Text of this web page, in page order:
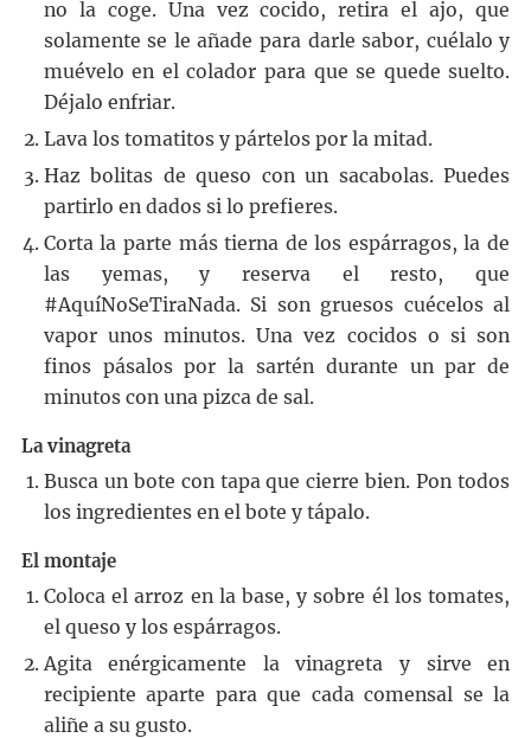
no la coge. Una vez cocido, retira el ajo, que
solamente se le añade para darle sabor, cuélalo y
muévelo en el colador para que se quede suelto.
Déjalo enfriar.
Lava los tomatitos y pártelos por la mitad.
Haz bolitas de queso con un sacabolas. Puedes
partirlo en dados si lo prefieres.
Corta la parte más tierna de los espárragos, la de
las yemas, y reserva el resto, que
#AquíNoSeTiraNada. Si son gruesos cuécelos al
vapor unos minutos. Una vez cocidos o si son
finos pásalos por la sartén durante un par de
minutos con una pizca de sal.
La vinagreta
Busca un bote con tapa que cierre bien. Pon todos
los ingredientes en el bote y tápalo.
El montaje
Coloca el arroz en la base, y sobre él los tomates,
el queso y los espárragos.
Agita enérgicamente la vinagreta y sirve en
recipiente aparte para que cada comensal se la
aliñe a su gusto.